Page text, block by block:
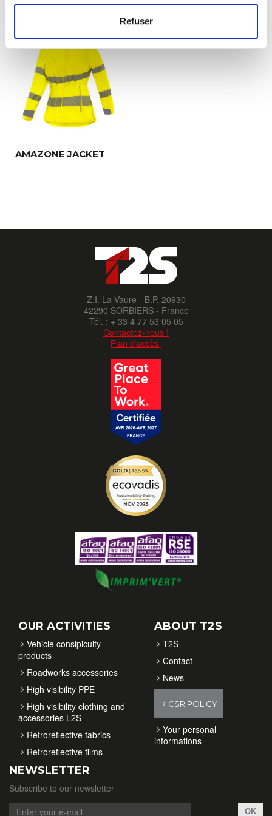
Refuser
AMAZONE JACKET
Z.I. La Vaure - B.P. 20930
42290 SORBIERS - France
Tél. : + 33 4 77 53 05 05
Contactez-nous !
Plan d'accès
OUR ACTIVITIES
Vehicle consipicuity
products
Roadworks accessories
High visibility PPE
High visibility clothing and
accessories L2S
Retroreflective fabrics
Retroreflective films
ABOUT T2S
T2S
Contact
News
CSR POLICY
Your personal
informations
NEWSLETTER
Subscribe to our newsletter
OK